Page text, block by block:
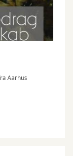
Aarhus